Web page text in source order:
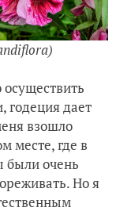
годеция дает
взошло
месте, где в
были очень
Но я